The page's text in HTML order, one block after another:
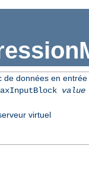
de données en entrée
value
virtuel